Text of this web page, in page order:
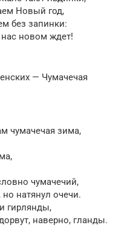
Новый год,
без запинки:
нас новом ждет!
— Чумачечая
чумачечая зима,
чумачечий,
натянул очечи.
гирлянды,
наверно, гланды.